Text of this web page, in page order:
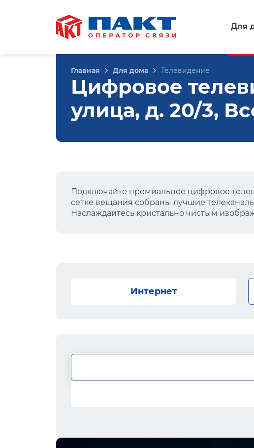
Для
Главная Для дома Телевидение
Цифровое
улица, д. 20/3,
Подключайте премиальное цифровое
сетке вещания собраны лучшие
Наслаждайтесь кристально чистым
Интернет